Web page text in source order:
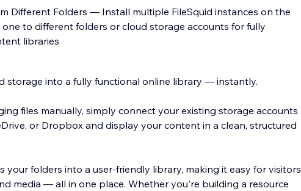
Different Folders — Install multiple FileSquid instances on the
to different folders or cloud storage accounts for fully
libraries
storage into a fully functional online library — instantly.
files manually, simply connect your existing storage accounts
or Dropbox and display your content in a clean, structured
your folders into a user-friendly library, making it easy for visitors
media — all in one place. Whether you're building a resource